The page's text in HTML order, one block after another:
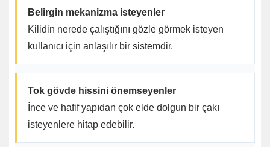
Belirgin mekanizma isteyenler
Kilidin nerede çalıştığını gözle görmek isteyen
kullanıcı için anlaşılır bir sistemdir.
Tok gövde hissini önemseyenler
İnce ve hafif yapıdan çok elde dolgun bir çakı
isteyenlere hitap edebilir.